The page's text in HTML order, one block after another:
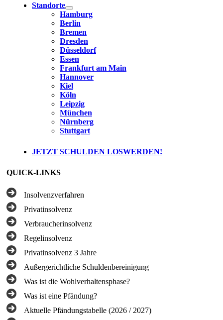
Standorte
Hamburg
Berlin
Bremen
Dresden
Düsseldorf
Essen
Frankfurt am Main
Hannover
Kiel
Köln
Leipzig
München
Nürnberg
Stuttgart
JETZT SCHULDEN LOSWERDEN!
QUICK-LINKS
Insolvenzverfahren
Privatinsolvenz
Verbraucherinsolvenz
Regelinsolvenz
Privatinsolvenz 3 Jahre
Außergerichtliche Schuldenbereinigung
Was ist die Wohlverhaltensphase?
Was ist eine Pfändung?
Aktuelle Pfändungstabelle (2026 / 2027)